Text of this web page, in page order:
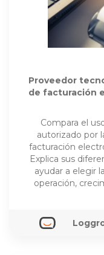
Proveedor
de facturación
Compara el
autorizado por
facturación
Explica sus
ayudar a elegir
operación,